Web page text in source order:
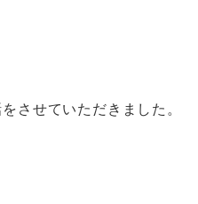
させていただきました。